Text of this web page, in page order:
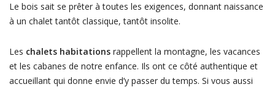
Le bois sait se prêter à toutes les exigences, donnant naissance
à un chalet tantôt classique, tantôt insolite.
Les chalets habitationsrappellent la montagne, les vacances
et les cabanes de notre enfance. Ils ont ce côté authentique et
accueillant qui donne envie d’y passer du temps. Si vous aussi